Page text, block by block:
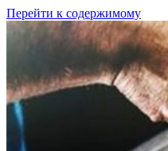
Перейти к содержимому